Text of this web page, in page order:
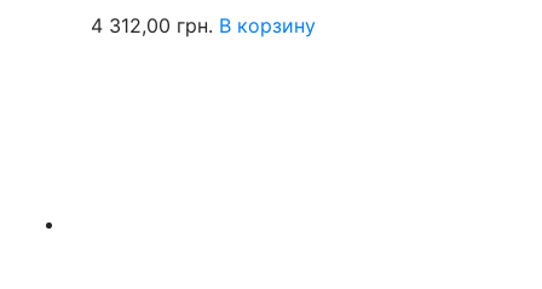
4 312,00 грн. В корзину